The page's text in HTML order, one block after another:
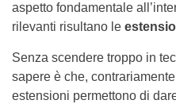
aspetto fondamentale
rilevanti risultano le
Senza scendere troppo in
sapere è che,
estensioni permettono di